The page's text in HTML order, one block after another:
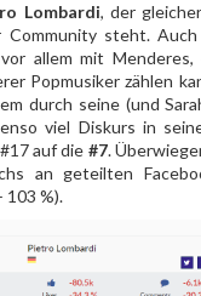
Lombardi, der
Community steht.
allem mit
Popmusiker zählen
durch seine (und
viel Diskurs in
auf die #7.
an geteilten
103 %).